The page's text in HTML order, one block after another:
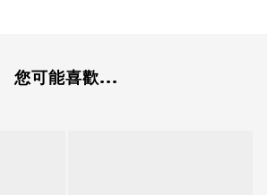
您可能喜歡...